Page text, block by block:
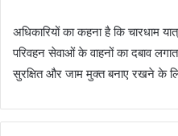
अधिकारियों का कहना है कि चारधाम
परिवहन सेवाओं के वाहनों का दबाव
सुरक्षित और जाम मुक्त बनाए रखने के